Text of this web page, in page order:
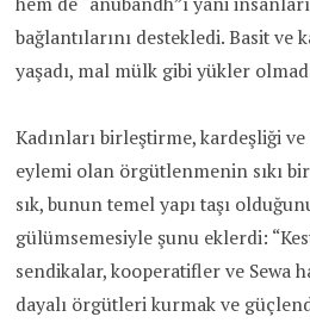
bağlantılarını destekledi. Basit ve
yaşadı, mal mülk gibi yükler
Kadınları birleştirme, kardeşliği ve
eylemi olan örgütlenmenin sıkı
sık, bunun temel yapı taşı
gülümsemesiyle şunu eklerdi:
sendikalar, kooperatifler ve Sewa
dayalı örgütleri kurmak ve